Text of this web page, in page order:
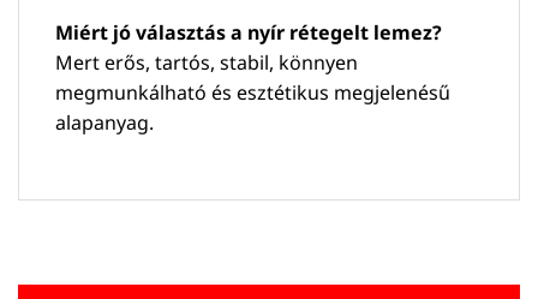
Miért jó választás a nyír rétegelt lemez?
Mert erős, tartós, stabil, könnyen
megmunkálható és esztétikus megjelenésű
alapanyag.